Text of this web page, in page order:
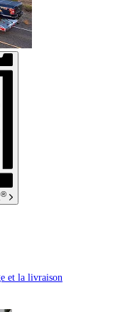
®
et la livraison